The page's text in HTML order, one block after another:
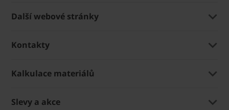
Další webové stránky
Kontakty
Kalkulace materiálů
Slevy a akce